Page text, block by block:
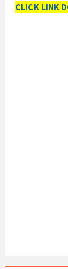
CLICK LINK